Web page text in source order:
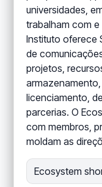
universidades,
trabalham com
Instituto oferece
de
projetos,
licenciamento,
parcerias. O
com membros,
moldam as
Ecosystem